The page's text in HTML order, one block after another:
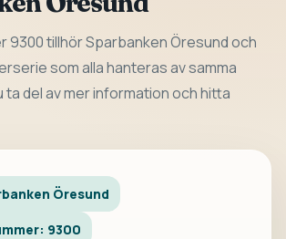
9300 tillhör Sparbanken Öresund och
som alla hanteras av samma
ta del av mer information och hitta
Öresund
9300